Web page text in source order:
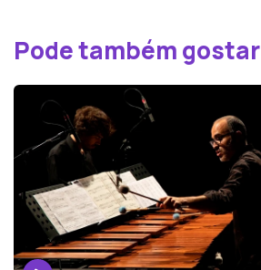
Pode também gostar